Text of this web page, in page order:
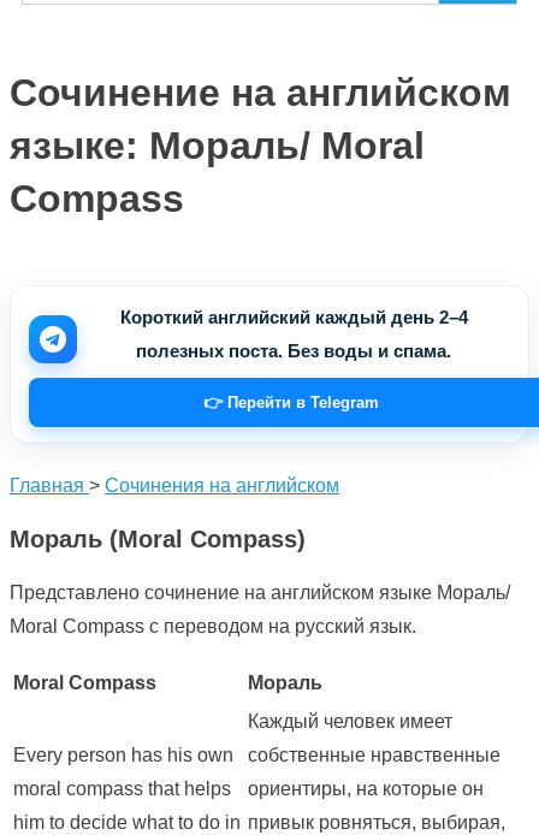
Сочинение на английском
языке: Мораль/ Moral
Compass
Короткий английский каждый день 2–4
полезных поста. Без воды и спама.
👉 Перейти в Telegram
Главная > Сочинения на английском
Мораль (Moral Compass)
Представлено сочинение на английском языке Мораль/
Moral Compass с переводом на русский язык.
Moral Compass Мораль
Every person has his own
moral compass that helps
him to decide what to do in
Каждый человек имеет
собственные нравственные
ориентиры, на которые он
привык ровняться, выбирая,